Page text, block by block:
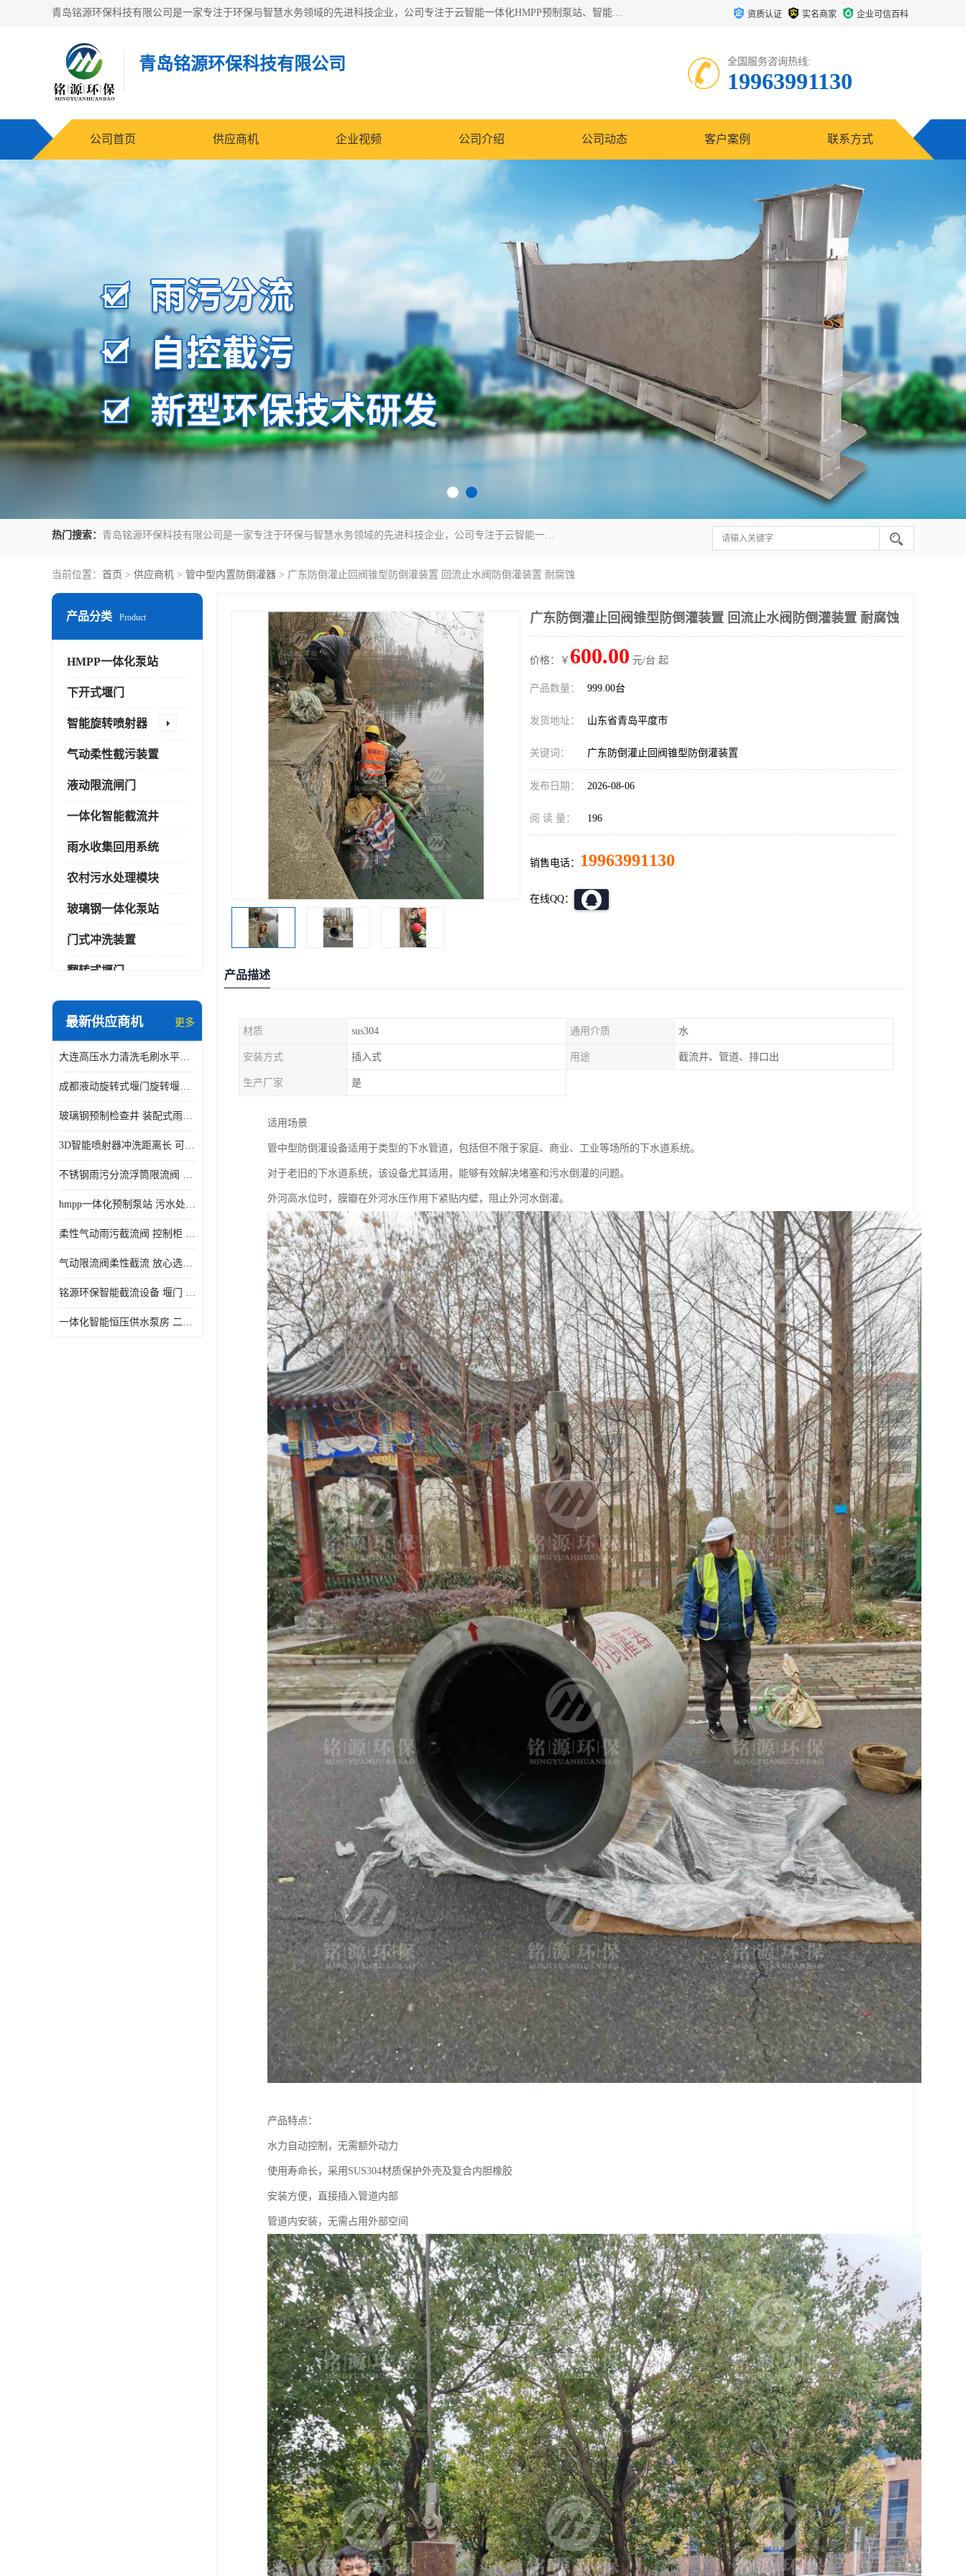
青岛铭源环保科技有限公司是一家专注于环保与智慧水务领域的先进科技企业，公司专注于云智能一体化HMPP预制泵站、智能截流井设备、调蓄池雨洪管理设备、水务循环利用、云智慧水务开发及新型环保技术研发等领域。 资质认证 实名商家 企业可信百科
青岛铭源环保科技有限公司 全国服务咨询热线:
19963991130
公司首页 供应商机 企业视频 公司介绍 公司动态 客户案例 联系方式
热门搜索： 青岛铭源环保科技有限公司是一家专注于环保与智慧水务领域的先进科技企业，公司专注于云智能一体化HMPP预制泵站、智能截流井设备、调蓄池雨洪管理设备、水务循环利用、云智慧水务开发及新型环保技术研发等领域。
当前位置： 首页 > 供应商机 > 管中型内置防倒灌器 > 广东防倒灌止回阀锥型防倒灌装置 回流止水阀防倒灌装置 耐腐蚀
产品分类 Product
HMPP一体化泵站
下开式堰门
智能旋转喷射器
气动柔性截污装置
液动限流闸门
一体化智能截流井
雨水收集回用系统
农村污水处理模块
玻璃钢一体化泵站
门式冲洗装置
翻转式堰门
智能一体化雨水泵站
智能一体化供水泵房
智能一体化净水设备
最新供应商机 更多
大连高压水力清洗毛刷水平自清洁滚刷 水力自动冲洗系统 水力清洗
成都液动旋转式堰门旋转堰门 自动控制 SUS304
玻璃钢预制检查井 装配式雨水污水井 初期弃流井 源头厂家
3D智能喷射器冲洗距离长 可270度旋转 高强度水压远距离喷洗
不锈钢雨污分流浮筒限流阀 DN150-DN1000 品质可信
hmpp一体化预制泵站 污水处理系统 乡镇学校市政排水 厂家供应
柔性气动雨污截流阀 控制柜 远程控制安全性高检修方便
气动限流阀柔性截流 放心选购 控源截污铭源环保
铭源环保智能截流设备 堰门 铸铁调节闸门作用 源头商家 可定制
一体化智能恒压供水泵房 二次加压供水设备户外智慧泵房
广东防倒灌止回阀锥型防倒灌装置 回流止水阀防倒灌装置 耐腐蚀
价格：￥ 600.00 元/台 起
产品数量： 999.00台
发货地址： 山东省青岛平度市
关键词： 广东防倒灌止回阀锥型防倒灌装置
发布日期： 2026-08-06
阅 读 量： 196
销售电话： 19963991130
在线QQ：
产品描述
材质 sus304 通用介质 水
安装方式 插入式 用途 截流井、管道、排口出
生产厂家 是
适用场景
管中型防倒灌设备适用于类型的下水管道，包括但不限于家庭、商业、工业等场所的下水道系统。
对于老旧的下水道系统，该设备尤其适用，能够有效解决堵塞和污水倒灌的问题。
外河高水位时，膜瓣在外河水压作用下紧贴内壁，阻止外河水倒灌。
产品特点：
水力自动控制，无需额外动力
使用寿命长，采用SUS304材质保护外壳及复合内胆橡胶
安装方便，直接插入管道内部
管道内安装，无需占用外部空间